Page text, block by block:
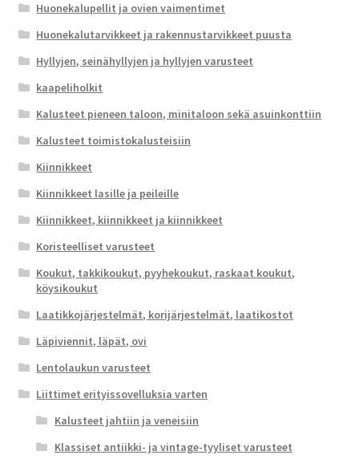
Huonekalupellit ja ovien vaimentimet
Huonekalutarvikkeet ja rakennustarvikkeet puusta
Hyllyjen, seinähyllyjen ja hyllyjen varusteet
kaapeliholkit
Kalusteet pieneen taloon, minitaloon sekä asuinkonttiin
Kalusteet toimistokalusteisiin
Kiinnikkeet
Kiinnikkeet lasille ja peileille
Kiinnikkeet, kiinnikkeet ja kiinnikkeet
Koristeelliset varusteet
Koukut, takkikoukut, pyyhekoukut, raskaat koukut,
köysikoukut
Laatikkojärjestelmät, korijärjestelmät, laatikostot
Läpiviennit, läpät, ovi
Lentolaukun varusteet
Liittimet erityissovelluksia varten
Kalusteet jahtiin ja veneisiin
Klassiset antiikki- ja vintage-tyyliset varusteet